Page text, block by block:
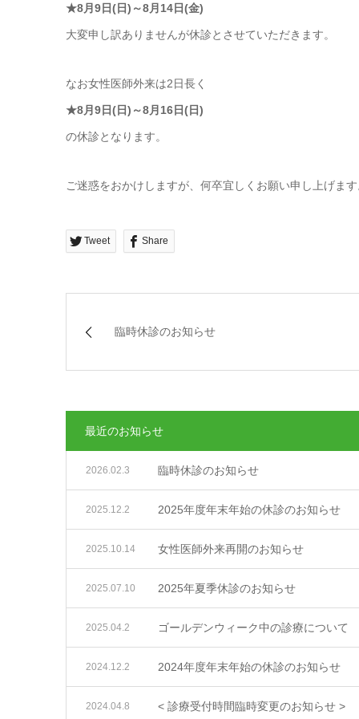
★8月9日(日)～8月14日(金)
大変申し訳ありませんが休診とさせていただきます。
なお女性医師外来は2日長く
★8月9日(日)～8月16日(日)
の休診となります。
ご迷惑をおかけしますが、何卒宜しくお願い申し上げます
Tweet Share
臨時休診のお知らせ
最近のお知らせ
臨時休診のお知らせ
2026.02.3
2025年度年末年始の休診のお知らせ
2025.12.2
女性医師外来再開のお知らせ
2025.10.14
2025年夏季休診のお知らせ
2025.07.10
ゴールデンウィーク中の診療について
2025.04.2
2024年度年末年始の休診のお知らせ
2024.12.2
< 診療受付時間臨時変更のお知らせ >
2024.04.8